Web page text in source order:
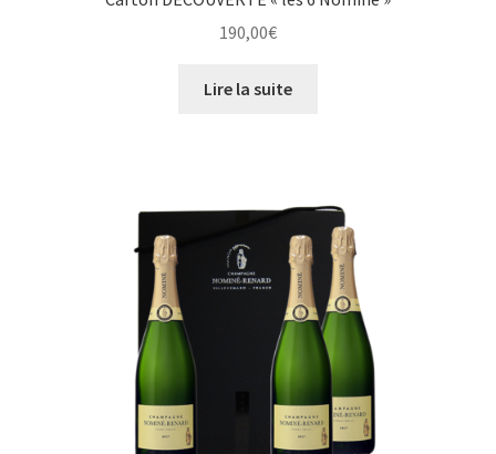
190,00€
Lire la suite